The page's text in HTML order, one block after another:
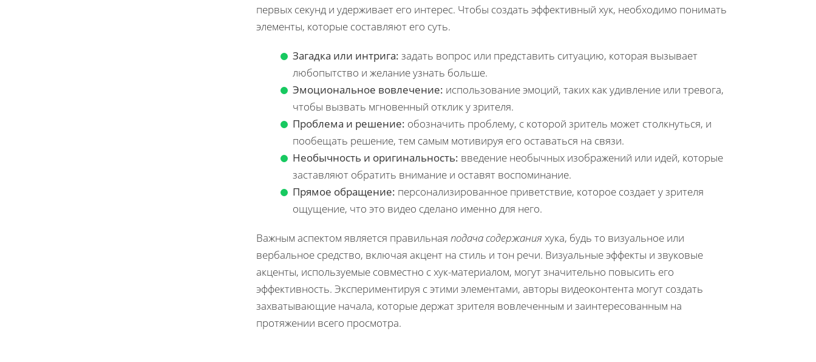
первых секунд и удерживает его интерес. Чтобы создать эффективный хук, необходимо понимать
элементы, которые составляют его суть.
Загадка или интрига: задать вопрос или представить ситуацию, которая вызывает
любопытство и желание узнать больше.
Эмоциональное вовлечение: использование эмоций, таких как удивление или тревога,
чтобы вызвать мгновенный отклик у зрителя.
Проблема и решение: обозначить проблему, с которой зритель может столкнуться, и
пообещать решение, тем самым мотивируя его оставаться на связи.
Необычность и оригинальность: введение необычных изображений или идей, которые
заставляют обратить внимание и оставят воспоминание.
Прямое обращение: персонализированное приветствие, которое создает у зрителя
ощущение, что это видео сделано именно для него.
Важным аспектом является правильная подача содержания хука, будь то визуальное или
вербальное средство, включая акцент на стиль и тон речи. Визуальные эффекты и звуковые
акценты, используемые совместно с хук-материалом, могут значительно повысить его
эффективность. Экспериментируя с этими элементами, авторы видеоконтента могут создать
захватывающие начала, которые держат зрителя вовлеченным и заинтересованным на
протяжении всего просмотра.